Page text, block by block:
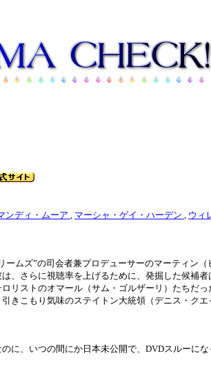
ンディ・ムーア , マーシャ・ゲイ・ハーデン , ウィ
ムズ”の司会者兼プロデューサーのマーティン（
、さらに視聴率を上げるために、発掘した候補者
リストのオマール（サム・ゴルザーリ）たちだっ
きこもり気味のステイトン大統領（デニス・クエ
に、いつの間にか日本未公開で、DVDスルーにな